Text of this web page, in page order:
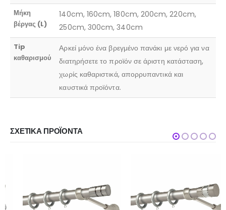
Μήκη
βέργας (L)
140cm, 160cm, 180cm, 200cm, 220cm,
250cm, 300cm, 340cm
Tip
καθαρισμού
Αρκεί μόνο ένα βρεγμένο πανάκι με νερό για να
διατηρήσετε το προϊόν σε άριστη κατάσταση,
χωρίς καθαριστικά, απορρυπαντικά και
καυστικά προϊόντα.
ΣΧΕΤΙΚΆ ΠΡΟΪΌΝΤΑ